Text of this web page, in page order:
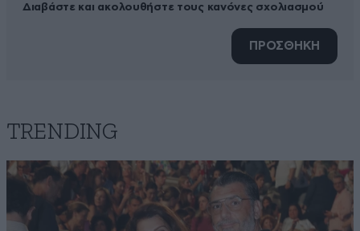
Διαβάστε και ακολουθήστε τους κανόνες σχολιασμού
ΠΡΟΣΘΗΚΗ
TRENDING